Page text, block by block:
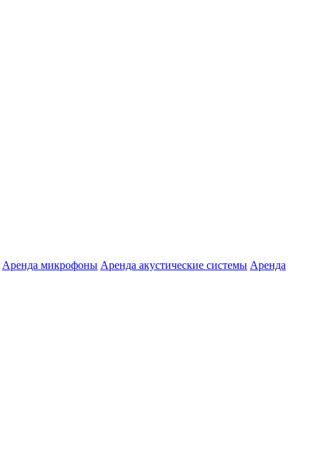
Аренда микрофоны Аренда акустические системы Аренда